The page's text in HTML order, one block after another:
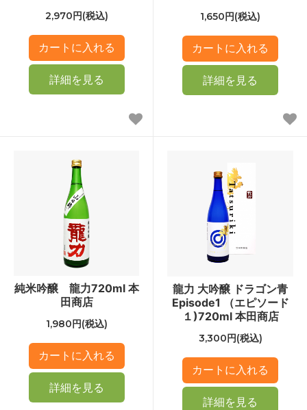
2,970円(税込)
詳細を見る
1,650円(税込)
詳細を見る
純米吟醸 龍力720ml 本
田商店
1,980円(税込)
詳細を見る
龍力 大吟醸 ドラゴン青
Episode1 （エピソード
１)720ml 本田商店
3,300円(税込)
詳細を見る